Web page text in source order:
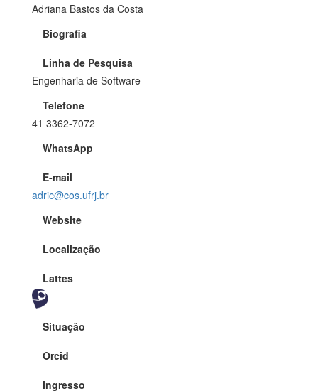
Adriana Bastos da Costa
Biografia
Linha de Pesquisa
Engenharia de Software
Telefone
41 3362-7072
WhatsApp
E-mail
adric@cos.ufrj.br
Website
Localização
Lattes
Situação
Orcid
Ingresso